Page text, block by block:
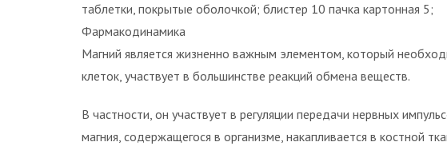
таблетки, покрытые оболочкой; блистер 10 пачка картонная 5;
Фармакодинамика
Магний является жизненно важным элементом, который
клеток, участвует в большинстве реакций обмена веществ.
В частности, он участвует в регуляции передачи нервных
магния, содержащегося в организме, накапливается в костной